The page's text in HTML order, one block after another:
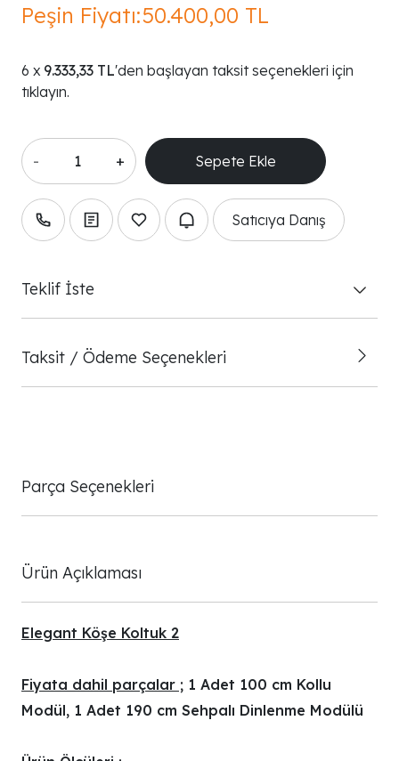
Peşin Fiyatı:50.400,00 TL
9.333,33 TL'den başlayan taksit seçenekleri için
tıklayın.
- +
Satıcıya Danış
Teklif İste
Taksit / Ödeme Seçenekleri
Parça Seçenekleri
Ürün Açıklaması
Elegant Köşe Koltuk 2
Fiyata dahil parçalar ; 1 Adet 100 cm Kollu
Modül, 1 Adet 190 cm Sehpalı Dinlenme Modülü